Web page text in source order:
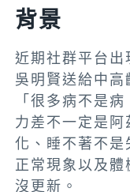
背景
近期社群平台出
吳明賢送給中
「很多病不是
力差不一定是
化、睡不著不是
正常現象以及
沒更新。